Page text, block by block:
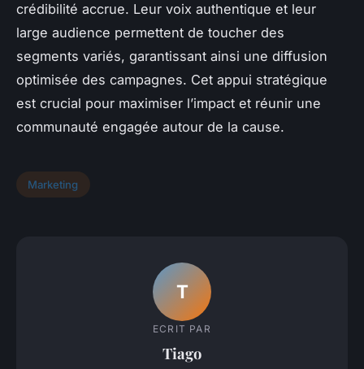
crédibilité accrue. Leur voix authentique et leur
large audience permettent de toucher des
segments variés, garantissant ainsi une diffusion
optimisée des campagnes. Cet appui stratégique
est crucial pour maximiser l’impact et réunir une
communauté engagée autour de la cause.
Marketing
T
ECRIT PAR
Tiago